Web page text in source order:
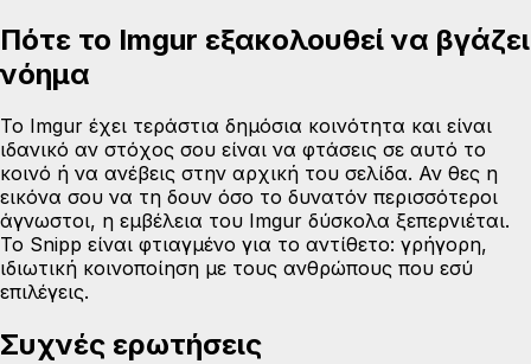
Πότε το Imgur εξακολουθεί να βγάζει
νόημα
Το Imgur έχει τεράστια δημόσια κοινότητα και είναι
ιδανικό αν στόχος σου είναι να φτάσεις σε αυτό το
κοινό ή να ανέβεις στην αρχική του σελίδα. Αν θες η
εικόνα σου να τη δουν όσο το δυνατόν περισσότεροι
άγνωστοι, η εμβέλεια του Imgur δύσκολα ξεπερνιέται.
Το Snipp είναι φτιαγμένο για το αντίθετο: γρήγορη,
ιδιωτική κοινοποίηση με τους ανθρώπους που εσύ
επιλέγεις.
Συχνές ερωτήσεις